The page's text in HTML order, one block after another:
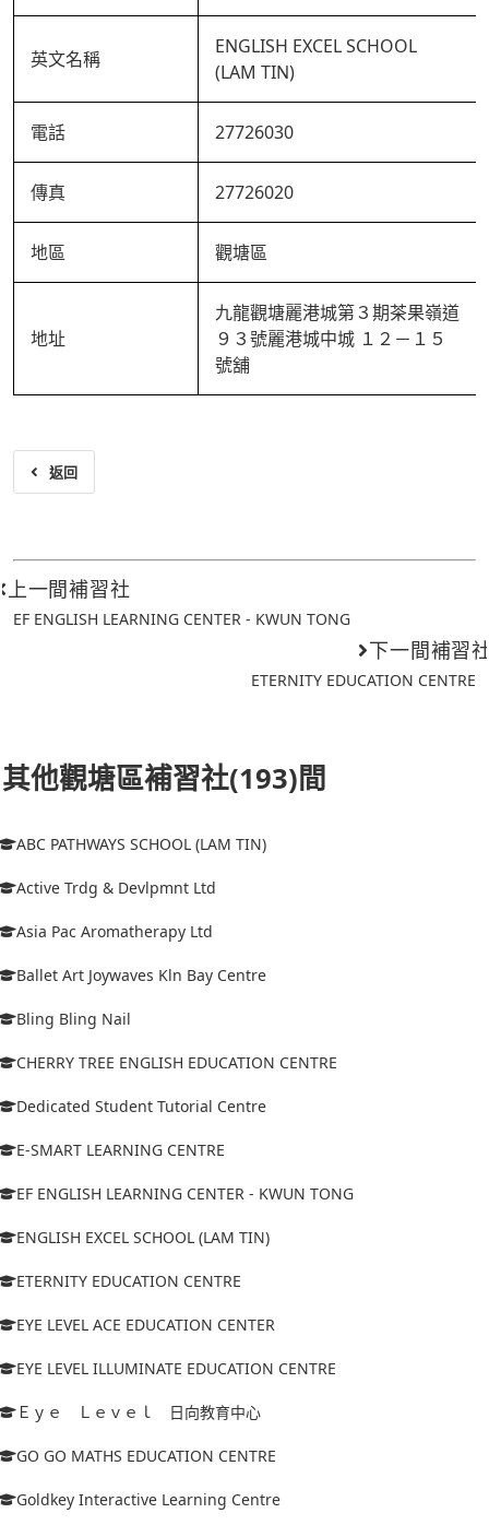
英文名稱
ENGLISH EXCEL SCHOOL
(LAM TIN)
電話 27726030
傳真 27726020
地區 觀塘區
地址
九龍觀塘麗港城第３期茶果嶺道
９３號麗港城中城 １２－１５
號舖
返回
上一間補習社
EF ENGLISH LEARNING CENTER - KWUN TONG
下一間補習
ETERNITY EDUCATION CENTRE
其他觀塘區補習社(193)間
ABC PATHWAYS SCHOOL (LAM TIN)
Active Trdg & Devlpmnt Ltd
Asia Pac Aromatherapy Ltd
Ballet Art Joywaves Kln Bay Centre
Bling Bling Nail
CHERRY TREE ENGLISH EDUCATION CENTRE
Dedicated Student Tutorial Centre
E-SMART LEARNING CENTRE
EF ENGLISH LEARNING CENTER - KWUN TONG
ENGLISH EXCEL SCHOOL (LAM TIN)
ETERNITY EDUCATION CENTRE
EYE LEVEL ACE EDUCATION CENTER
EYE LEVEL ILLUMINATE EDUCATION CENTRE
Ｅｙｅ Ｌｅｖｅｌ 日向教育中心
GO GO MATHS EDUCATION CENTRE
Goldkey Interactive Learning Centre